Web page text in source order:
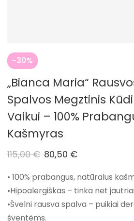
-30%
„Bianca Maria“
Spalvos Megztinis
Vaikui – 100%
Kašmyras
115,00€ 80,50 €
• 100% prabangus, natūralus
•Hipoalergiškas – tinka net
•Švelni rausva spalva – puikiai
šventėms.